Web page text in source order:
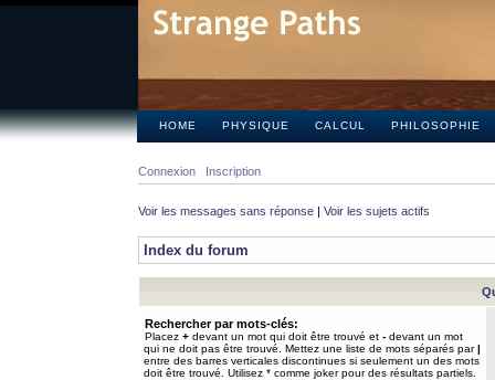
HOME PHYSIQUE CALCUL PHILOSOPHIE
Connexion Inscription
Voir les messages sans réponse | Voir les sujets actifs
Index du forum
Rechercher par mots-clés:
Placez + devant un mot qui doit être trouvé et - devant un mot
qui ne doit pas être trouvé. Mettez une liste de mots séparés par|
entre des barres verticales discontinues si seulement un des mots
doit être trouvé. Utilisez * comme joker pour des résultats partiels.